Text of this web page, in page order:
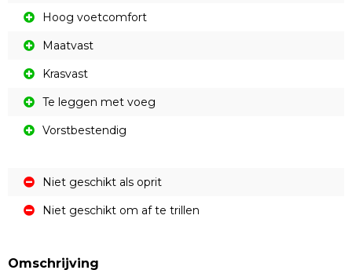
Hoog voetcomfort
Maatvast
Krasvast
Te leggen met voeg
Vorstbestendig
Niet geschikt als oprit
Niet geschikt om af te trillen
Omschrijving